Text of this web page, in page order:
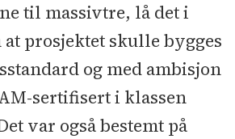
til massivtre, lå det i
prosjektet skulle bygges
og med ambisjon
sertifisert i klassen
var også bestemt på